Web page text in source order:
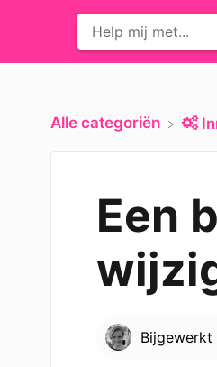
Alle categoriën
Een
Bijgewerkt